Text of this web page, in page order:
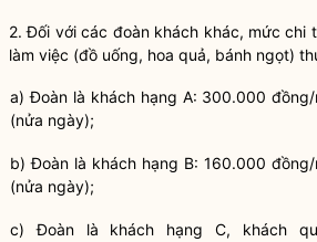
2. Đối với các đoàn khách khác, mức chi
làm việc (đồ uống, hoa quả, bánh ngọt)
a) Đoàn là khách hạng A: 300.000
(nửa ngày);
b) Đoàn là khách hạng B: 160.000
(nửa ngày);
c) Đoàn là khách hạng C, khách